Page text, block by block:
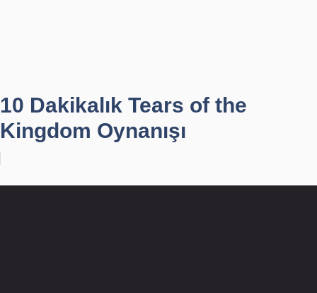
10 Dakikalık Tears of the
Kingdom Oynanışı